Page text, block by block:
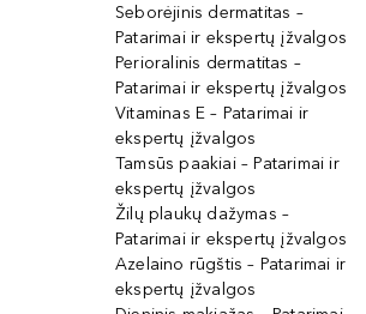
Seborėjinis dermatitas –
Patarimai ir ekspertų įžvalgos
Perioralinis dermatitas –
Patarimai ir ekspertų įžvalgos
Vitaminas E – Patarimai ir
ekspertų įžvalgos
Tamsūs paakiai – Patarimai ir
ekspertų įžvalgos
Žilų plaukų dažymas –
Patarimai ir ekspertų įžvalgos
Azelaino rūgštis – Patarimai ir
ekspertų įžvalgos